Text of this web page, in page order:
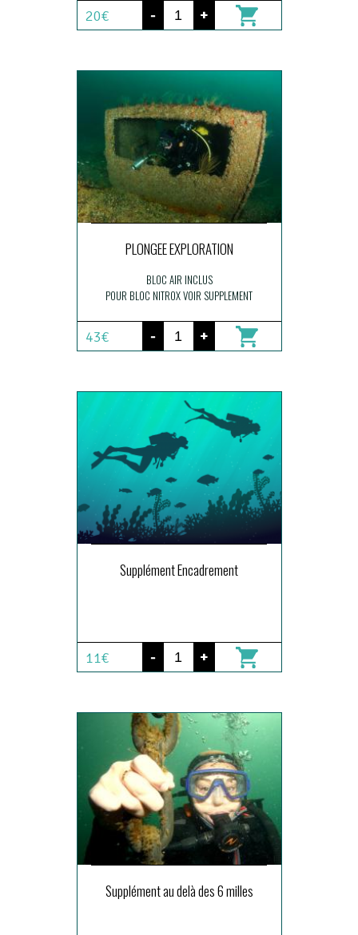
20€ - +
PLONGEE EXPLORATION
BLOC AIR INCLUS
POUR BLOC NITROX VOIR SUPPLEMENT
43€ - +
Supplément Encadrement
11€ - +
Supplément au delà des 6 milles